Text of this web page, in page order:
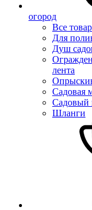
огород
Все
Для
Душ
лента
Садовая
Садовый
Шланги